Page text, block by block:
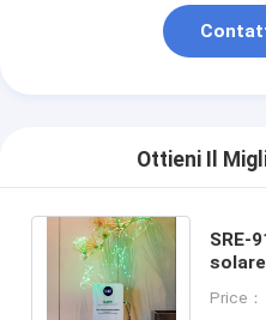
Ottieni Il
SRE-
riserva
Price：